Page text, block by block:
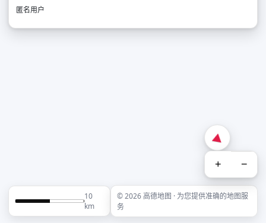
匿名用户
+ −
10
km
© 2026 高德地图 · 为您提供准确的地图服
务